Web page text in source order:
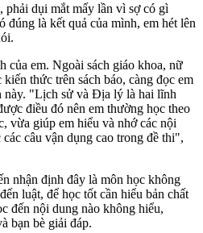
dụi mắt mấy lần vì sợ có gì
đúng là kết quả của mình, em hét lên
của em. Ngoài sách giáo khoa, nữ
thức trên sách báo, càng đọc em
này. "Lịch sử và Địa lý là hai lĩnh
điều đó nên em thường học theo
vừa giúp em hiểu và nhớ các nội
câu vận dụng cao trong đề thi",
nhận định đây là môn học không
luật, để học tốt cần hiểu bản chất
đến nội dung nào không hiểu,
bạn bè giải đáp.